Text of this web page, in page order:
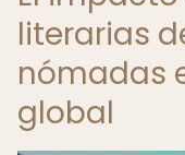
literarias
nómadas
global